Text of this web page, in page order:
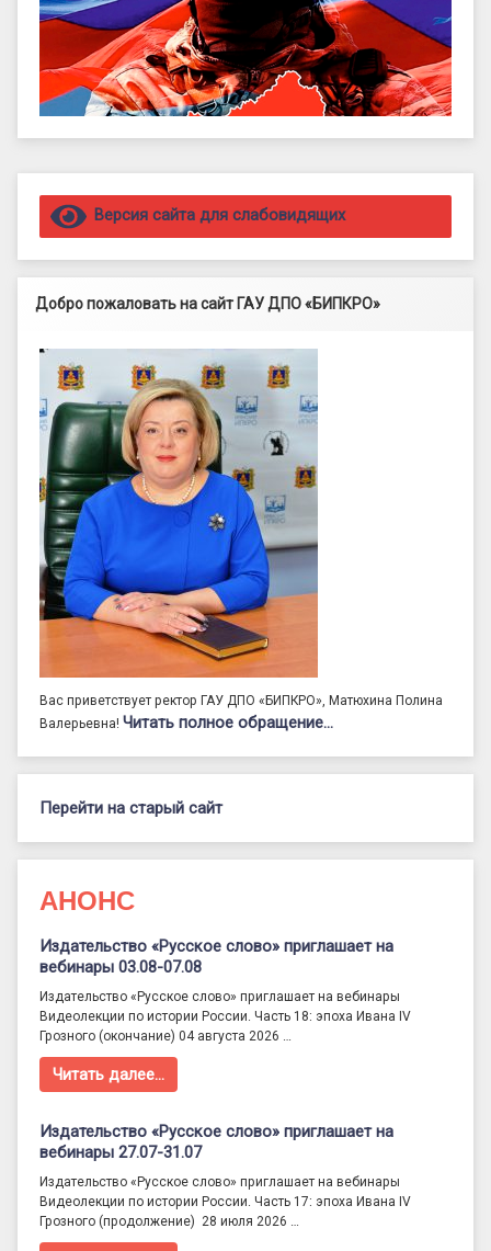
Правый сайдбар
Версия сайта для слабовидящих
Добро пожаловать на сайт ГАУ ДПО «БИПКРО»
Вас приветствует ректор ГАУ ДПО «БИПКРО», Матюхина Полина
Валерьевна! Читать полное обращение…
Перейти на старый сайт
АНОНС
Издательство «Русское слово» приглашает на
вебинары 03.08-07.08
Издательство «Русское слово» приглашает на вебинары
Видеолекции по истории России. Часть 18: эпоха Ивана IV
Грозного (окончание) 04 августа 2026 …
Читать далее…
Издательство «Русское слово» приглашает на
вебинары 27.07-31.07
Издательство «Русское слово» приглашает на вебинары
Видеолекции по истории России. Часть 17: эпоха Ивана IV
Грозного (продолжение) 28 июля 2026 …